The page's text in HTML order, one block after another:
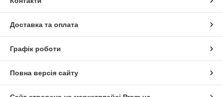
Доставка та оплата
Графік роботи
Повна версія сайту